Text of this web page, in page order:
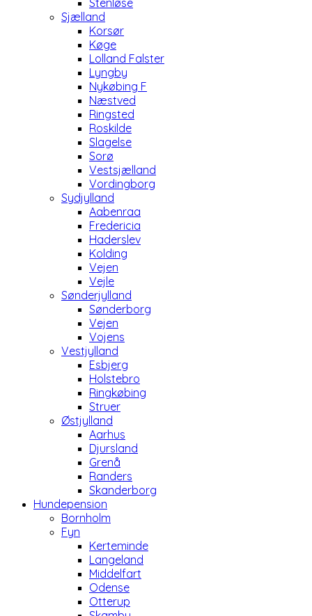
Stenløse
Sjælland
Korsør
Køge
Lolland Falster
Lyngby
Nykøbing F
Næstved
Ringsted
Roskilde
Slagelse
Sorø
Vestsjælland
Vordingborg
Sydjylland
Aabenraa
Fredericia
Haderslev
Kolding
Vejen
Vejle
Sønderjylland
Sønderborg
Vejen
Vojens
Vestjylland
Esbjerg
Holstebro
Ringkøbing
Struer
Østjylland
Aarhus
Djursland
Grenå
Randers
Skanderborg
Hundepension
Bornholm
Fyn
Kerteminde
Langeland
Middelfart
Odense
Otterup